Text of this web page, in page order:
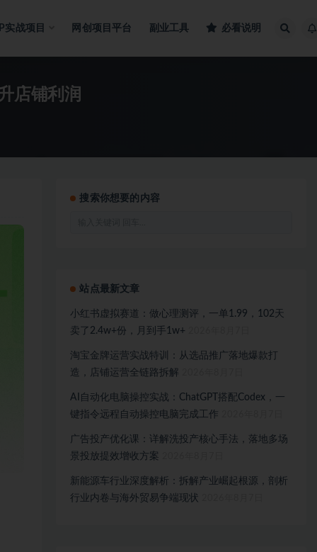
实战项目 网创项目平台 副业工具 必看说明
店铺利润
搜索你想要的内容
站点最新文章
小红书虚拟赛道：做心理测评，一单1.99，102天
卖了2.4w+份，月到手1w+
淘宝金牌运营实战特训：从选品推广落地爆款打
造，店铺运营全链路拆解
AI自动化电脑操控实战：ChatGPT搭配Codex，一
键指令远程自动操控电脑完成工作
广告投产优化课：详解洗投产核心手法，落地多场
景投放提效增收方案
新能源车行业深度解析：拆解产业崛起根源，剖析
行业内卷与海外贸易争端现状